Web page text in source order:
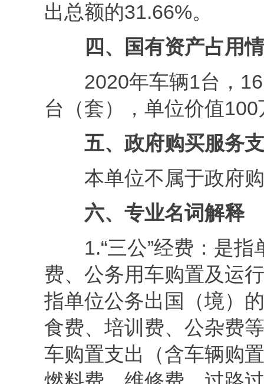
出总额的31.66%。
四、国有资产占用
2020年车辆1台，
台（套），单位价值
五、政府购买服务
本单位不属于政府
六、 专业名词解释
1.“三公”经费： 是指
费、公务用车购置及运
指单位公务出国（境）
食费、培训费、公杂费
车购置支出（含车辆购